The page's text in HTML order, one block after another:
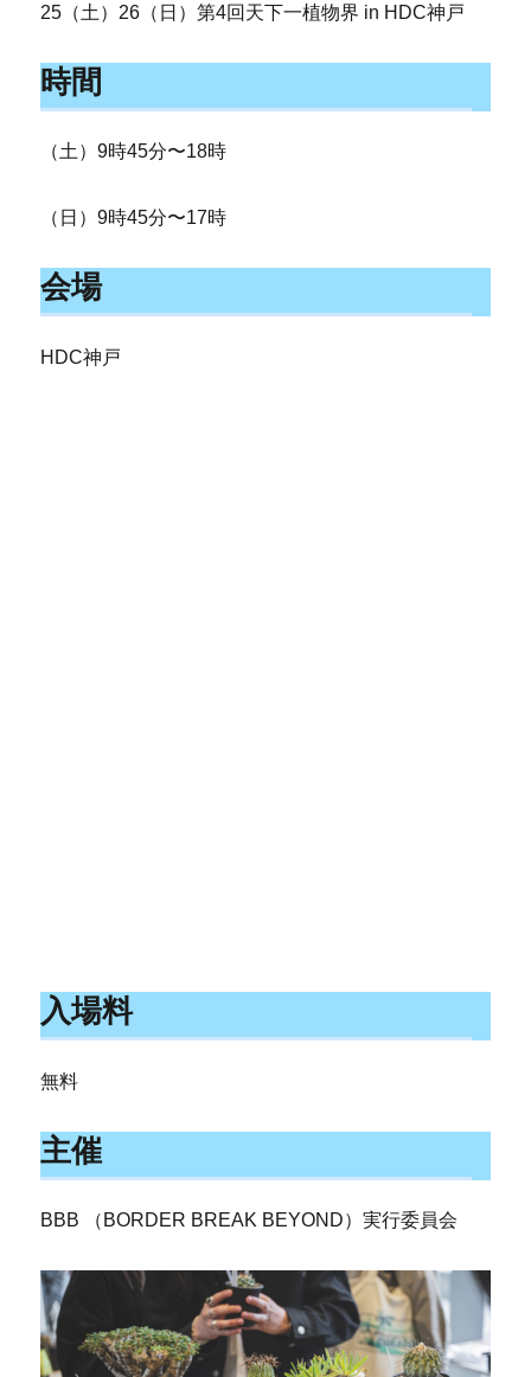
25（土）26（日）第4回天下一植物界 in HDC神戸
時間
（土）9時45分〜18時
（日）9時45分〜17時
会場
HDC神戸
入場料
無料
主催
BBB （BORDER BREAK BEYOND）実行委員会